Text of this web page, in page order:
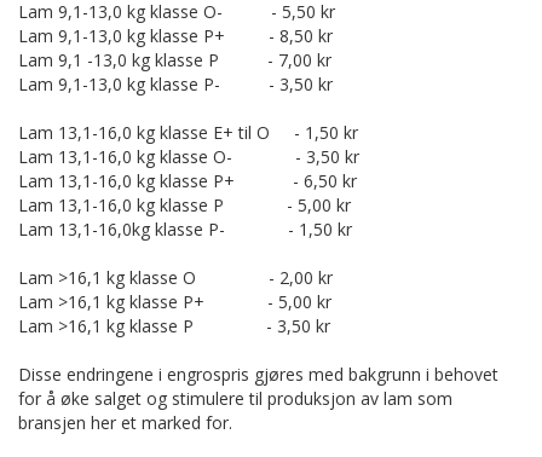
Lam 9,1-13,0 kg klasse O- - 5,50 kr
Lam 9,1-13,0 kg klasse P+ - 8,50 kr
Lam 9,1 -13,0 kg klasse P - 7,00 kr
Lam 9,1-13,0 kg klasse P- - 3,50 kr
Lam 13,1-16,0 kg klasse E+ til O - 1,50 kr
Lam 13,1-16,0 kg klasse O- - 3,50 kr
Lam 13,1-16,0 kg klasse P+ - 6,50 kr
Lam 13,1-16,0 kg klasse P - 5,00 kr
Lam 13,1-16,0kg klasse P- - 1,50 kr
Lam >16,1 kg klasse O - 2,00 kr
Lam >16,1 kg klasse P+ - 5,00 kr
Lam >16,1 kg klasse P - 3,50 kr
Disse endringene i engrospris gjøres med bakgrunn i behovet
for å øke salget og stimulere til produksjon av lam som
bransjen her et marked for.